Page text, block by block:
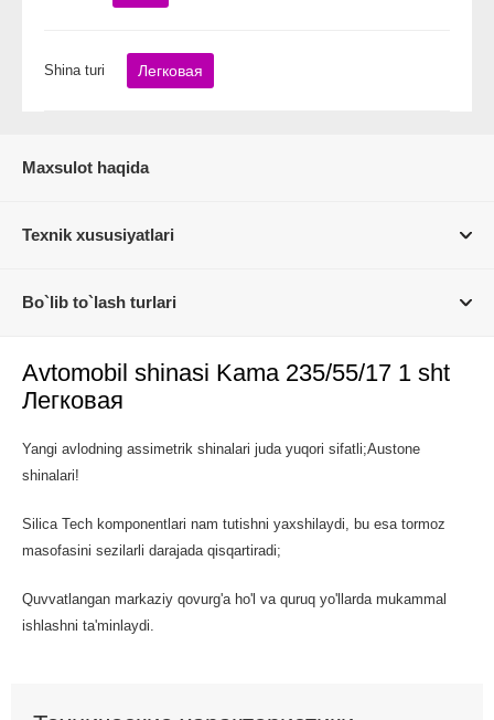
Shina turi Легковая
Maxsulot haqida
Texnik xususiyatlari
Bo`lib to`lash turlari
Avtomobil shinasi Kama 235/55/17 1 sht
Легковая
Yangi avlodning assimetrik shinalari juda yuqori sifatli;Austone
shinalari!
Silica Tech komponentlari nam tutishni yaxshilaydi, bu esa tormoz
masofasini sezilarli darajada qisqartiradi;
Quvvatlangan markaziy qovurg'a ho'l va quruq yo'llarda mukammal
ishlashni ta'minlaydi.